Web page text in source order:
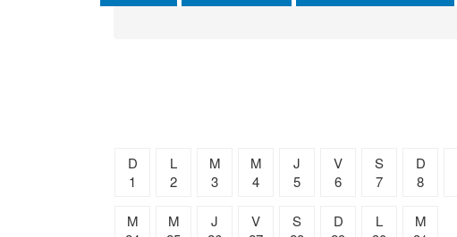
D
1
L
2
M
3
M
4
J
5
V
6
S
7
D
8
M
M
J
V
S
D
L
M